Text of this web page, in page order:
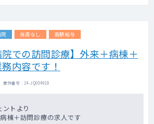
当直なし 高額給与
での訪問診療】外来＋病棟＋
内容です！
案件番号 : 24-JQ004918
トより
棟＋訪問診療の求人です